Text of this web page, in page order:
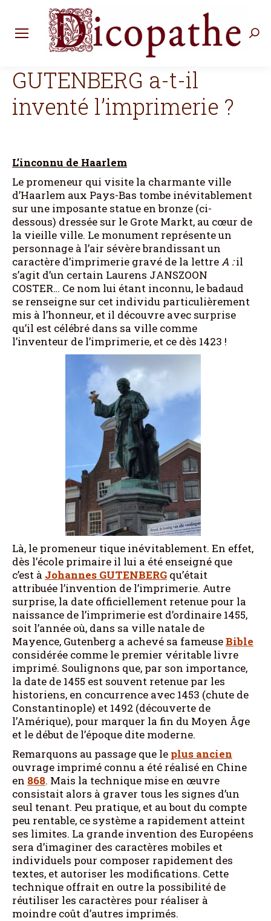
GUTENBERG a-t-il
inventé l’imprimerie ?
L’inconnu de Haarlem
Le promeneur qui visite la charmante ville
d’Haarlem aux Pays-Bas tombe inévitablement
sur une imposante statue en bronze (ci-
dessous) dressée sur le Grote Markt, au cœur de
la vieille ville. Le monument représente un
personnage à l’air sévère brandissant un
caractère d’imprimerie gravé de la lettreA :il
s’agit d’un certain Laurens JANSZOON
COSTER… Ce nom lui étant inconnu, le badaud
se renseigne sur cet individu particulièrement
mis à l’honneur, et il découvre avec surprise
qu’il est célébré dans sa ville comme
l’inventeur de l’imprimerie, et ce dès 1423 !
Là, le promeneur tique inévitablement. En effet,
dès l’école primaire il lui a été enseigné que
c’est à Johannes GUTENBERG qu’était
attribuée l’invention de l’imprimerie. Autre
surprise, la date officiellement retenue pour la
naissance de l’imprimerie est d’ordinaire 1455,
soit l’année où, dans sa ville natale de
Mayence, Gutenberg a achevé sa fameuseBible
considérée comme le premier véritable livre
imprimé. Soulignons que, par son importance,
la date de 1455 est souvent retenue par les
historiens, en concurrence avec 1453 (chute de
Constantinople) et 1492 (découverte de
l’Amérique), pour marquer la fin du Moyen Âge
et le début de l’époque dite moderne.
Remarquons au passage que le plus ancien
ouvrage imprimé connu a été réalisé en Chine
en 868. Mais la technique mise en œuvre
consistait alors à graver tous les signes d’un
seul tenant. Peu pratique, et au bout du compte
peu rentable, ce système a rapidement atteint
ses limites. La grande invention des Européens
sera d’imaginer des caractères mobiles et
individuels pour composer rapidement des
textes, et autoriser les modifications. Cette
technique offrait en outre la possibilité de
réutiliser les caractères pour réaliser à
moindre coût d’autres imprimés.